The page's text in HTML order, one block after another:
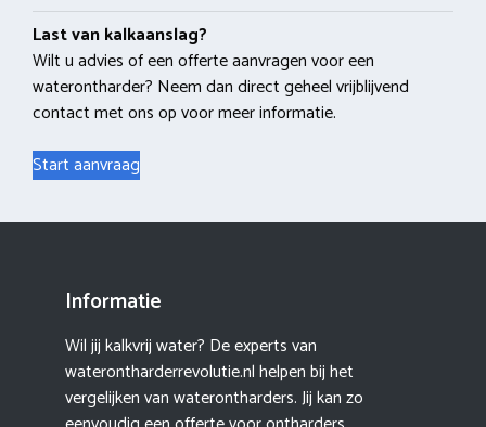
Last van kalkaanslag?
Wilt u advies of een offerte aanvragen voor een
waterontharder? Neem dan direct geheel vrijblijvend
contact met ons op voor meer informatie.
Start aanvraag
Informatie
Wil jij kalkvrij water? De experts van
waterontharderrevolutie.nl helpen bij het
vergelijken van waterontharders. Jij kan zo